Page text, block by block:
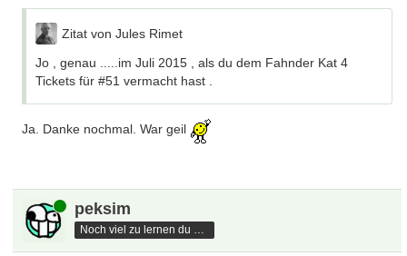
Zitat von Jules Rimet
Jo , genau .....im Juli 2015 , als du dem Fahnder Kat 4
Tickets für #51 vermacht hast .
Ja. Danke nochmal. War geil
Online peksim
Noch viel zu lernen du hast